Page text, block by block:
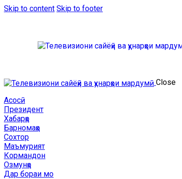
Skip to content Skip to footer
Close
Асосӣ
Президент
Хабарҳо
Барномаҳо
Сохтор
Маъмурият
Кормандон
Озмунҳо
Дар бораи мо